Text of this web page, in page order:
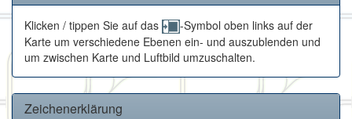
Klicken / tippen Sie auf das
-Symbol oben links auf der
Karte um verschiedene Ebenen ein- und auszublenden und
um zwischen Karte und Luftbild umzuschalten.
Zeichenerklärung